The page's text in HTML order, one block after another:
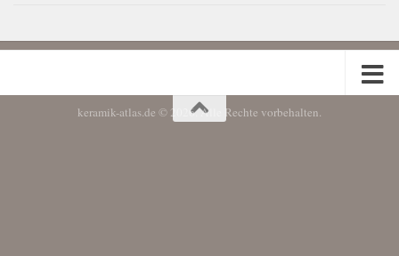
keramik-atlas.de © 2026. Alle Rechte vorbehalten.